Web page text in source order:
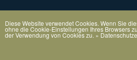
Diese Website verwendet Cookies. Wenn Sie
ohne die Cookie-Einstellungen Ihres Browsers
der Verwendung von Cookies zu. »